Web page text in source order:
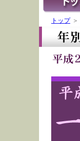
トップ＞